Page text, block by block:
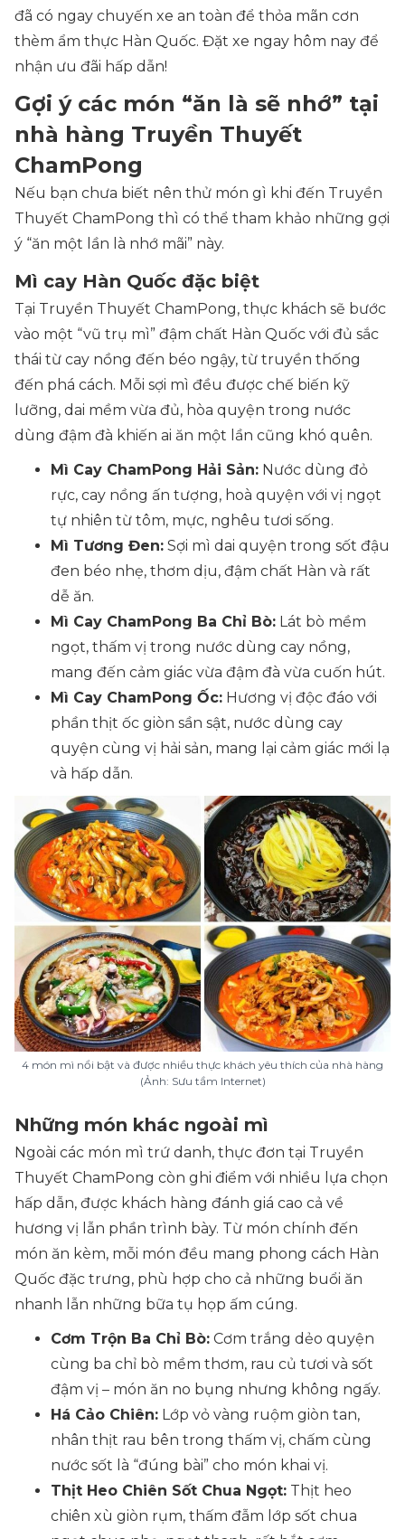
đã có ngay chuyến xe an toàn để thỏa mãn cơn
thèm ẩm thực Hàn Quốc. Đặt xe ngay hôm nay để
nhận ưu đãi hấp dẫn!
Gợi ý các món “ăn là sẽ nhớ” tại
nhà hàng Truyền Thuyết
ChamPong
Nếu bạn chưa biết nên thử món gì khi đến Truyền
Thuyết ChamPong thì có thể tham khảo những gợi
ý “ăn một lần là nhớ mãi” này.
Mì cay Hàn Quốc đặc biệt
Tại Truyền Thuyết ChamPong, thực khách sẽ bước
vào một “vũ trụ mì” đậm chất Hàn Quốc với đủ sắc
thái từ cay nồng đến béo ngậy, từ truyền thống
đến phá cách. Mỗi sợi mì đều được chế biến kỹ
lưỡng, dai mềm vừa đủ, hòa quyện trong nước
dùng đậm đà khiến ai ăn một lần cũng khó quên.
Mì Cay ChamPong Hải Sản: Nước dùng đỏ
rực, cay nồng ấn tượng, hoà quyện với vị ngọt
tự nhiên từ tôm, mực, nghêu tươi sống.
Mì Tương Đen: Sợi mì dai quyện trong sốt đậu
đen béo nhẹ, thơm dịu, đậm chất Hàn và rất
dễ ăn.
Mì Cay ChamPong Ba Chỉ Bò: Lát bò mềm
ngọt, thấm vị trong nước dùng cay nồng,
mang đến cảm giác vừa đậm đà vừa cuốn hút.
Mì Cay ChamPong Ốc: Hương vị độc đáo với
phần thịt ốc giòn sần sật, nước dùng cay
quyện cùng vị hải sản, mang lại cảm giác mới lạ
và hấp dẫn.
4 món mì nổi bật và được nhiều thực khách yêu thích của nhà hàng
(Ảnh: Sưu tầm Internet)
Những món khác ngoài mì
Ngoài các món mì trứ danh, thực đơn tại Truyền
Thuyết ChamPong còn ghi điểm với nhiều lựa chọn
hấp dẫn, được khách hàng đánh giá cao cả về
hương vị lẫn phần trình bày. Từ món chính đến
món ăn kèm, mỗi món đều mang phong cách Hàn
Quốc đặc trưng, phù hợp cho cả những buổi ăn
nhanh lẫn những bữa tụ họp ấm cúng.
Cơm Trộn Ba Chỉ Bò: Cơm trắng dẻo quyện
cùng ba chỉ bò mềm thơm, rau củ tươi và sốt
đậm vị – món ăn no bụng nhưng không ngấy.
Há Cảo Chiên: Lớp vỏ vàng ruộm giòn tan,
nhân thịt rau bên trong thấm vị, chấm cùng
nước sốt là “đúng bài” cho món khai vị.
Thịt Heo Chiên Sốt Chua Ngọt: Thịt heo
chiên xù giòn rụm, thấm đẫm lớp sốt chua